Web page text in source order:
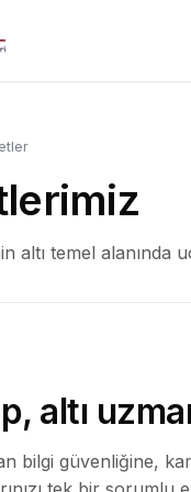
altı temel alanında
altı
bilgi güvenliğine,